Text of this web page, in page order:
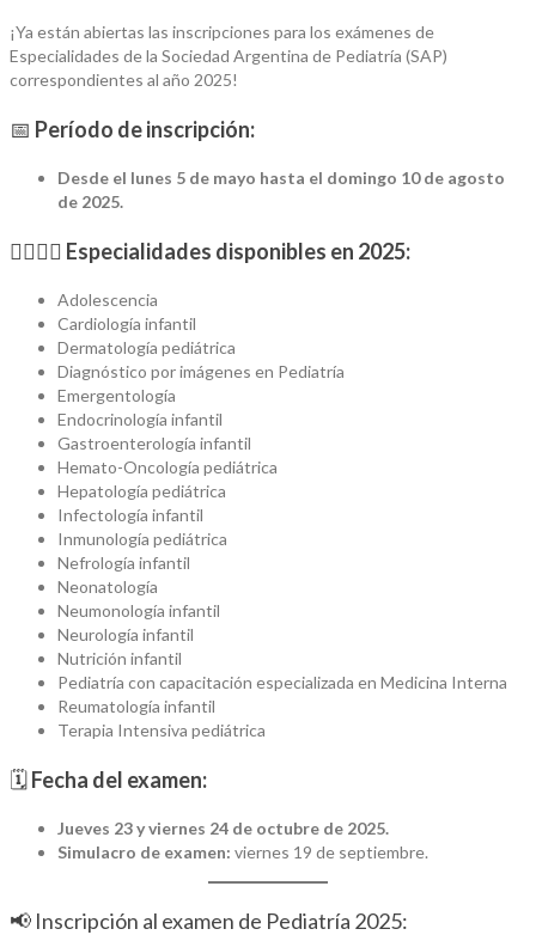
¡Ya están abiertas las inscripciones para los exámenes de
Especialidades de la Sociedad Argentina de Pediatría (SAP)
correspondientes al año 2025!
📅 Período de inscripción:
Desde el lunes 5 de mayo hasta el domingo 10 de agosto
de 2025.
👨‍⚕️👩‍⚕️ Especialidades disponibles en 2025:
Adolescencia
Cardiología infantil
Dermatología pediátrica
Diagnóstico por imágenes en Pediatría
Emergentología
Endocrinología infantil
Gastroenterología infantil
Hemato-Oncología pediátrica
Hepatología pediátrica
Infectología infantil
Inmunología pediátrica
Nefrología infantil
Neonatología
Neumonología infantil
Neurología infantil
Nutrición infantil
Pediatría con capacitación especializada en Medicina Interna
Reumatología infantil
Terapia Intensiva pediátrica
🗓️Fecha del examen:
Jueves 23 y viernes 24 de octubre de 2025.
Simulacro de examen: viernes 19 de septiembre.
📢 Inscripción al examen de Pediatría 2025: